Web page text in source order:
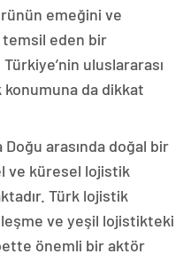
emeğini ve
temsil eden bir
uluslararası
konumuna da dikkat
arasında doğal bir
ve küresel lojistik
Türk lojistik
ve yeşil lojistikteki
önemli bir aktör